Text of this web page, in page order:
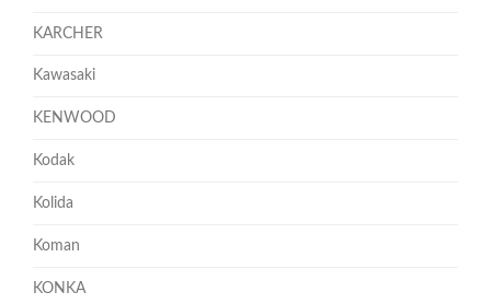
KARCHER
Kawasaki
KENWOOD
Kodak
Kolida
Koman
KONKA